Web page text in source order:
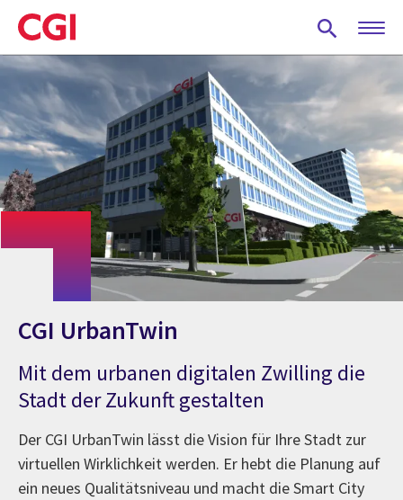
Skip
to
main
content
CGI UrbanTwin
Mit dem urbanen digitalen Zwilling die
Stadt der Zukunft gestalten
Der CGI UrbanTwin lässt die Vision für Ihre Stadt zur
virtuellen Wirklichkeit werden. Er hebt die Planung auf
ein neues Qualitätsniveau und macht die Smart City